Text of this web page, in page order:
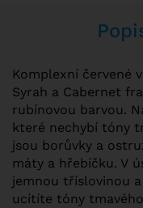
Komplexní červené
Syrah a Cabernet
rubínovou barvou.
které nechybí tóny
jsou borůvky a
máty a hřebíčku. V
jemnou tříslovinou
ucítíte tóny